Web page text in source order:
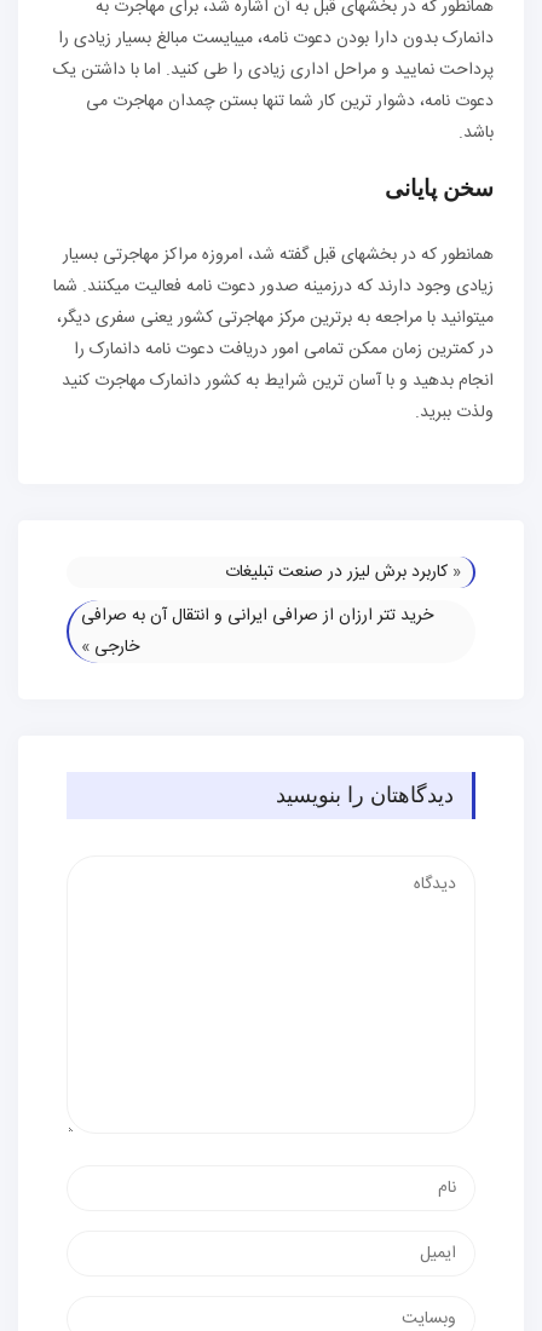
همانطور که در بخش‏های قبل به آن اشاره شد، برای مهاجرت به
دانمارک بدون دارا بودن دعوت نامه، می‏بایست مبالغ بسیار زیادی را
پرداحت نمایید و مراحل اداری زیادی را طی کنید. اما با داشتن یک
دعوت نامه، دشوار ترین کار شما تنها بستن چمدان مهاجرت می
باشد.
سخن پایانی
همانطور که در بخش‏های قبل گفته شد، امروزه مراکز مهاجرتی بسیار
زیادی وجود دارند که درزمینه صدور دعوت نامه فعالیت می‏کنند. شما
می‏توانید با مراجعه به برترین مرکز مهاجرتی کشور یعنی سفری دیگر،
در کمترین زمان ممکن تمامی امور دریافت دعوت نامه دانمارک را
انجام بدهید و با آسان ترین شرایط به کشور دانمارک مهاجرت کنید
ولذت ببرید.
« کاربرد برش لیزر در صنعت تبلیغات
خرید تتر ارزان از صرافی ایرانی و انتقال آن به صرافی
خارجی »
دیدگاهتان را بنویسید